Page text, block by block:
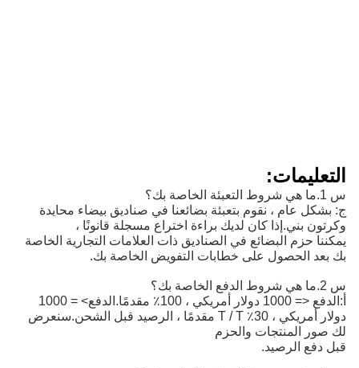
التعليمات:
س 1.ما هي شروط التعبئة الخاصة بك؟
ج: بشكل عام ، نقوم بتعبئة بضائعنا في صناديق بيضاء محايدة
وكرتون بني.إذا كان لديك براءة اختراع مسجلة قانونًا ،
يمكننا حزم البضائع في الصناديق ذات العلامات التجارية الخاصة
بك بعد الحصول على خطابات التفويض الخاصة بك.
س 2.ما هي شروط الدفع الخاصة بك؟
أ:
دولار أمريكي ، 30٪ T / T مقدمًا ، الرصيد قبل الشحن.
سنعرض
لك صور المنتجات والحزم
قبل دفع الرصيد.